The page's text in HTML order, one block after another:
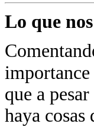
Lo que
que a
haya cosas